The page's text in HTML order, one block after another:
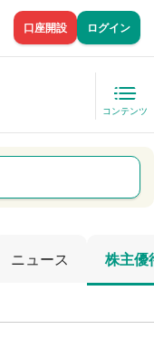
口座開設 ログイン
コンテンツ
ニュース 株主優